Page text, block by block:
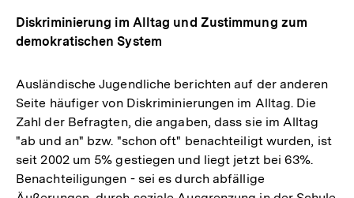
Diskriminierung im Alltag und Zustimmung zum
demokratischen System
Ausländische Jugendliche berichten auf der anderen
Seite häufiger von Diskriminierungen im Alltag. Die
Zahl der Befragten, die angaben, dass sie im Alltag
"ab und an" bzw. "schon oft" benachteiligt wurden, ist
seit 2002 um 5% gestiegen und liegt jetzt bei 63%.
Benachteiligungen - sei es durch abfällige